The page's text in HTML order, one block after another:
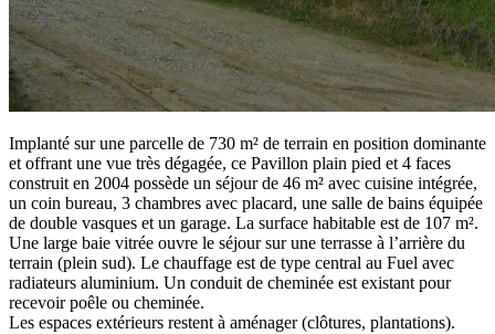
Implanté sur une parcelle de 730 m² de terrain en position dominante
et offrant une vue très dégagée, ce Pavillon plain pied et 4 faces
construit en 2004 possède un séjour de 46 m² avec cuisine intégrée,
un coin bureau, 3 chambres avec placard, une salle de bains équipée
de double vasques et un garage. La surface habitable est de 107 m².
Une large baie vitrée ouvre le séjour sur une terrasse à l’arrière du
terrain (plein sud). Le chauffage est de type central au Fuel avec
radiateurs aluminium. Un conduit de cheminée est existant pour
recevoir poêle ou cheminée.
Les espaces extérieurs restent à aménager (clôtures, plantations).